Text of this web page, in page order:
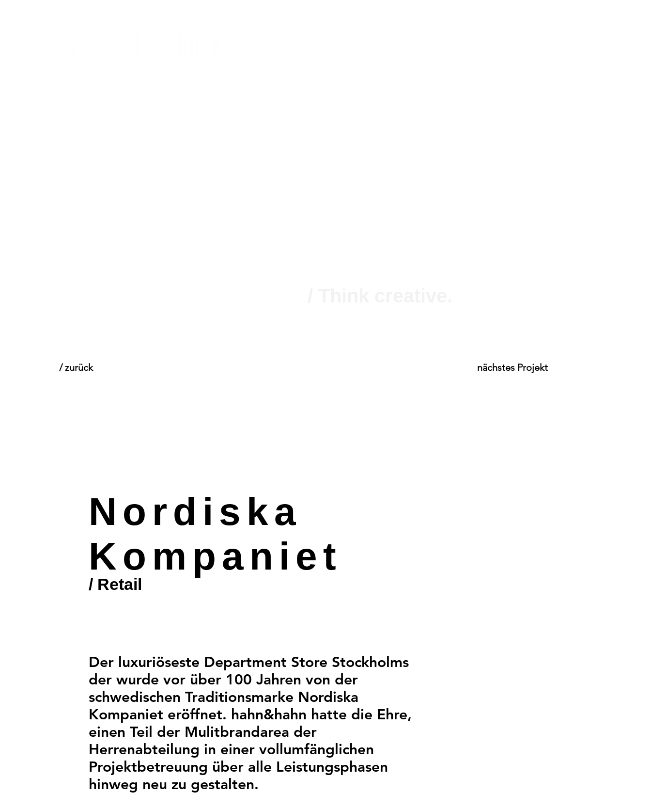
/ zurück nächstes Projekt
Der luxuriöseste Department Store Stockholms
der wurde vor über 100 Jahren von der
schwedischen Traditionsmarke Nordiska
Kompaniet eröffnet. hahn&hahn hatte die Ehre,
einen Teil der Mulitbrandarea der
Herrenabteilung in einer vollumfänglichen
Projektbetreuung über alle Leistungsphasen
hinweg neu zu gestalten.
Nordiska
Kompaniet
/ Retail